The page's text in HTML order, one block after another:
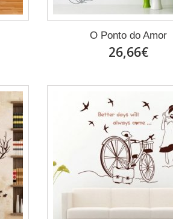
O Ponto do Amor
26,66€